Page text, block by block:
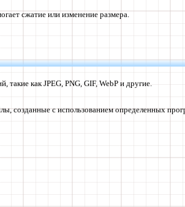
сжатие или изменение размера.
как JPEG, PNG, GIF, WebP и другие.
созданные с использованием определенных